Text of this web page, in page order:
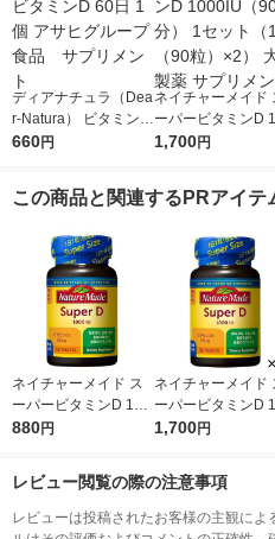
ディアナチュラ（Dea
r-Natura） ビタミンD
60日 1個 アサヒグル
660円
ネイチャーメイド
ーパービタミンD
0IU（90日分） 1セ
ト
1,700円
この商品と関連するPRアイテ
ネイチャーメイド ス
ーパービタミンD 100
0IU（90日分） 1個
880円
ネイチャーメイド
ーパービタミンD
0IU（90日分） 1セ
大塚製薬 サプリメ
ト
1,700円
レビュー閲覧の際の注意事項
レビューは投稿されたお客様の主観に